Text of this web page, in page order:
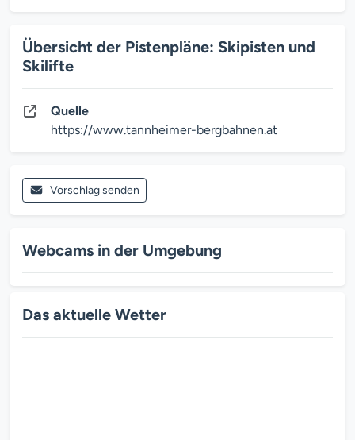
Übersicht der Pistenpläne: Skipisten und
Skilifte
Quelle
https://www.tannheimer-bergbahnen.at
Vorschlag senden
Webcams in der Umgebung
Das aktuelle Wetter